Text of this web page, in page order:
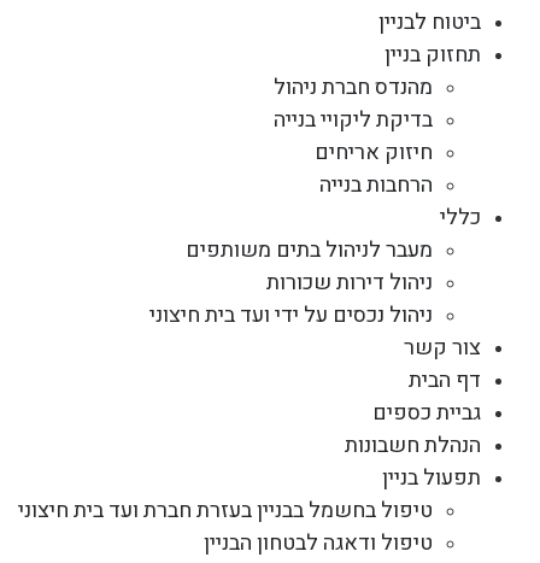
ביטוח לבניין
תחזוק בניין
מהנדס חברת ניהול
בדיקת ליקויי בנייה
חיזוק אריחים
הרחבות בנייה
כללי
מעבר לניהול בתים משותפים
ניהול דירות שכורות
ניהול נכסים על ידי ועד בית חיצוני
צור קשר
דף הבית
גביית כספים
הנהלת חשבונות
תפעול בניין
טיפול בחשמל בבניין בעזרת חברת ועד בית חיצוני
טיפול ודאגה לבטחון הבניין